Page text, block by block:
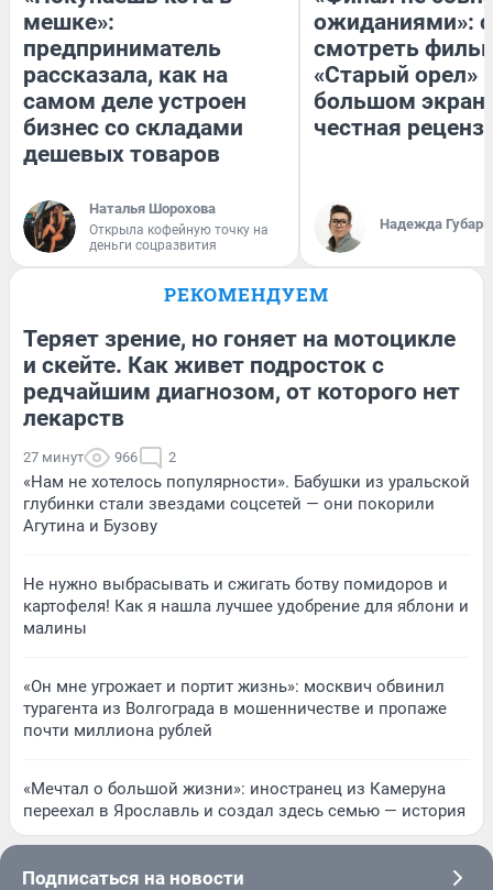
мешке»:
предприниматель
рассказала, как на
самом деле устроен
бизнес со складами
дешевых товаров
Наталья Шорохова
Открыла кофейную точку на
деньги соцразвития
ожиданиями»:
смотреть
«Старый орел»
большом
честная
Надежда Губарь
РЕКОМЕНДУЕМ
Теряет зрение, но гоняет на мотоцикле
и скейте. Как живет подросток с
редчайшим диагнозом, от которого нет
лекарств
27 минут 966 2
«Нам не хотелось популярности». Бабушки из уральской
глубинки стали звездами соцсетей — они покорили
Агутина и Бузову
Не нужно выбрасывать и сжигать ботву помидоров и
картофеля! Как я нашла лучшее удобрение для яблони и
малины
«Он мне угрожает и портит жизнь»: москвич обвинил
турагента из Волгограда в мошенничестве и пропаже
почти миллиона рублей
«Мечтал о большой жизни»: иностранец из Камеруна
переехал в Ярославль и создал здесь семью — история
Подписаться на новости